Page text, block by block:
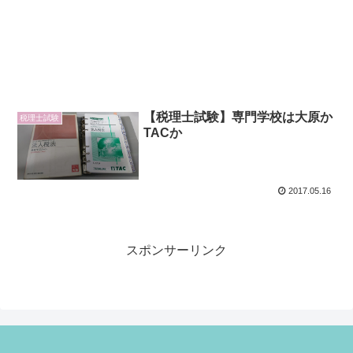
税理士試験
【税理士試験】専門学校は大原か
TACか
2017.05.16
スポンサーリンク